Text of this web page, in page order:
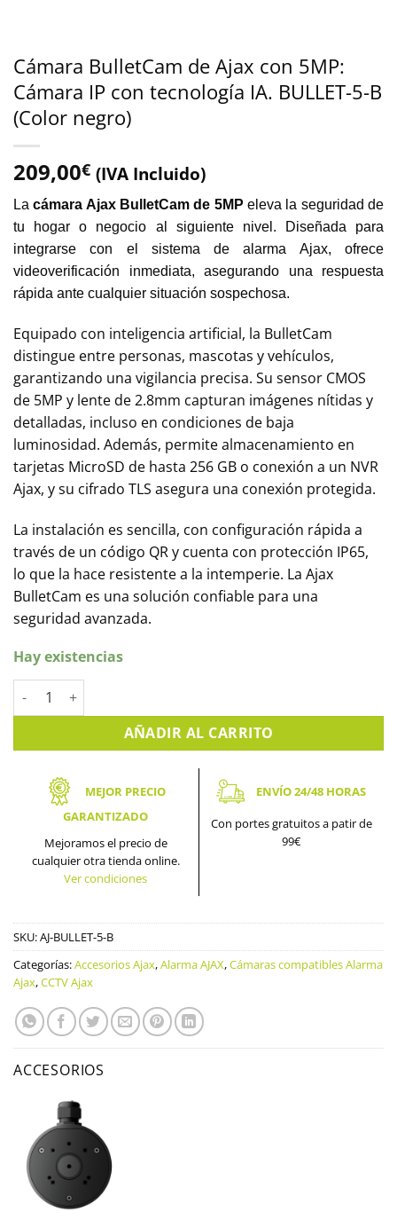
Cámara BulletCam de Ajax con 5MP:
Cámara IP con tecnología IA. BULLET-5-B
(Color negro)
209,00€ (IVA Incluido)
La cámara Ajax BulletCam de 5MP eleva la seguridad de
tu hogar o negocio al siguiente nivel. Diseñada para
integrarse con el sistema de alarma Ajax, ofrece
videoverificación inmediata, asegurando una respuesta
rápida ante cualquier situación sospechosa.
Equipado con inteligencia artificial, la BulletCam
distingue entre personas, mascotas y vehículos,
garantizando una vigilancia precisa. Su sensor CMOS
de 5MP y lente de 2.8mm capturan imágenes nítidas y
detalladas, incluso en condiciones de baja
luminosidad. Además, permite almacenamiento en
tarjetas MicroSD de hasta 256 GB o conexión a un NVR
Ajax, y su cifrado TLS asegura una conexión protegida.
La instalación es sencilla, con configuración rápida a
través de un código QR y cuenta con protección IP65,
lo que la hace resistente a la intemperie. La Ajax
BulletCam es una solución confiable para una
seguridad avanzada.
Hay existencias
Cámara BulletCam de Ajax con 5MP: Cámara IP con
AÑADIR AL CARRITO
MEJOR PRECIO
GARANTIZADO
Mejoramos el precio de
cualquier otra tienda online.
Ver condiciones
ENVÍO 24/48 HORAS
Con portes gratuitos a patir de
99€
SKU:AJ-BULLET-5-B
Categorías:Accesorios Ajax,Alarma AJAX,Cámaras compatibles Alarma
Ajax,CCTV Ajax
ACCESORIOS